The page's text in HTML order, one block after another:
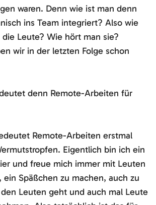
waren. Denn wie ist man denn
ins Team integriert? Also wie
Leute? Wie hört man sie?
wir in der letzten Folge schon
denn Remote-Arbeiten für
Remote-Arbeiten erstmal
Eigentlich bin ich ein
und freue mich immer mit Leuten
ein Späßchen zu machen, auch zu
Leuten geht und auch mal Leute